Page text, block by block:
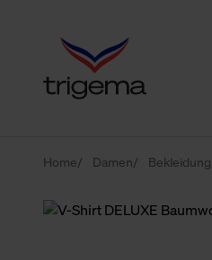
Home Damen Bekleidung